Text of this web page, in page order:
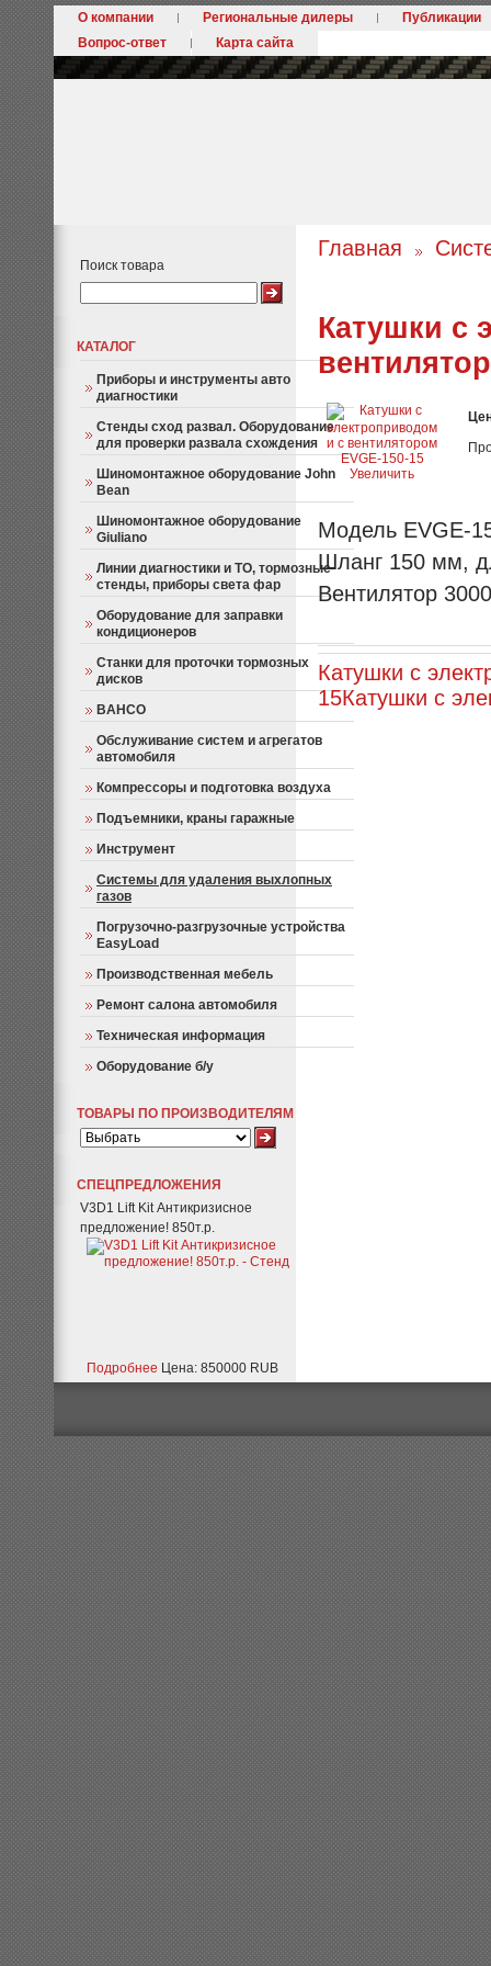
О компании Региональные дилеры
Публикации
Вопрос-ответ
Карта сайта
Поиск товара
КАТАЛОГ
Приборы и инструменты авто
диагностики
Стенды сход развал. Оборудование
для проверки развала схождения
Шиномонтажное оборудование John
Bean
Шиномонтажное оборудование
Giuliano
Линии диагностики и ТО, тормозные
стенды, приборы света фар
Оборудование для заправки
кондиционеров
Станки для проточки тормозных
дисков
BAHCO
Обслуживание систем и агрегатов
автомобиля
Компрессоры и подготовка воздуха
Подъемники, краны гаражные
Инструмент
Системы для удаления выхлопных
газов
Погрузочно-разгрузочные устройства
EasyLoad
Производственная мебель
Ремонт салона автомобиля
Техническая информация
Оборудование б/у
ТОВАРЫ ПО ПРОИЗВОДИТЕЛЯМ
СПЕЦПРЕДЛОЖЕНИЯ
V3D1 Lift Kit Антикризисное
предложение! 850т.р.
Подробнее Цена: 850000 RUB
Главная
Катушки с
Увеличить
Модель EVGE-
Шланг 150 мм,
Вентилятор
Катушки с
15Катушки с